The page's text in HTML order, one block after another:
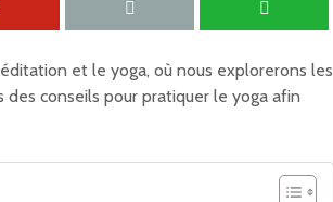
et le yoga, où nous explorerons les
des conseils pour pratiquer le yoga afin